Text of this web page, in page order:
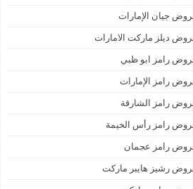
جيان الإمارات
ديلز ماركت الامارات
رامز ابو ظبي
رامز الإمارات
رامز الشارقة
رامز رأس الخيمة
رامز عجمان
رشيز هايبر ماركت